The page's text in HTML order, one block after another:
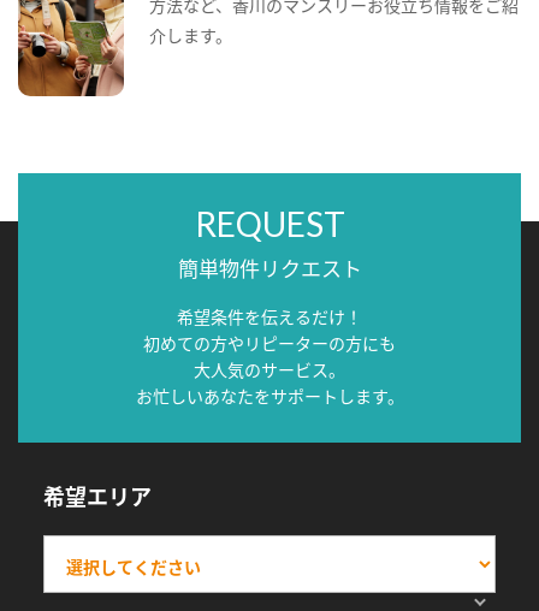
方法など、香川のマンスリーお役立ち情報をご紹
介します。
REQUEST
簡単物件リクエスト
希望条件を伝えるだけ！
初めての方やリピーターの方にも
大人気のサービス。
お忙しいあなたをサポートします。
希望エリア